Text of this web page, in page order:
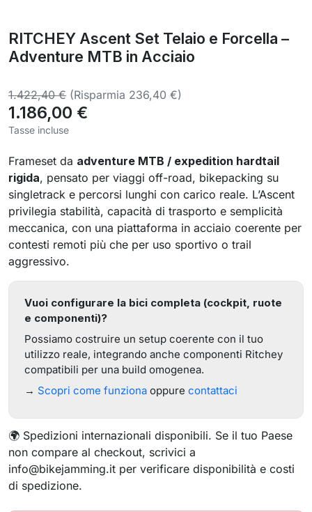
RITCHEY Ascent Set Telaio e Forcella –
Adventure MTB in Acciaio
1.422,40 € (Risparmia 236,40 €)
1.186,00 €
Tasse incluse
Frameset da adventure MTB / expedition hardtail
rigida, pensato per viaggi off-road, bikepacking su
singletrack e percorsi lunghi con carico reale. L’Ascent
privilegia stabilità, capacità di trasporto e semplicità
meccanica, con una piattaforma in acciaio coerente per
contesti remoti più che per uso sportivo o trail
aggressivo.
Vuoi configurare la bici completa (cockpit, ruote
e componenti)?
Possiamo costruire un setup coerente con il tuo
utilizzo reale, integrando anche componenti Ritchey
compatibili per una build omogenea.
→ Scopri come funziona oppure contattaci
🌍 Spedizioni internazionali disponibili. Se il tuo Paese
non compare al checkout, scrivici a
info@bikejamming.it per verificare disponibilità e costi
di spedizione.